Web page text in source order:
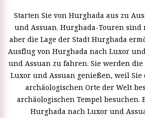
Starten Sie von Hurghada aus zu
und Assuan. Hurghada-Touren
aber die Lage der Stadt Hurghada
Ausflug von Hurghada nach Luxor
und Assuan zu fahren. Sie werden
Luxor und Assuan genießen, weil
archäologischen Orte der Welt
archäologischen Tempel besuchen.
Hurghada nach Luxor und